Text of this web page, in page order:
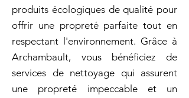
produits écologiques de qualité pour
offrir une propreté parfaite tout en
respectant l'environnement. Grâce à
Archambault, vous bénéficiez de
services de nettoyage qui assurent
une propreté impeccable et un